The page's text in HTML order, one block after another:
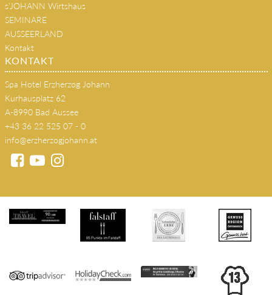
s'JOHANN Wirtshaus
SEMINARE
AUSSEERLAND
Kontakt
KONTAKT
Spa Hotel Erzherzog Johann
Kurhausplatz 62
A-8990 Bad Aussee
+43 36 22 525 07 - 0
info@erzherzogjohann.at